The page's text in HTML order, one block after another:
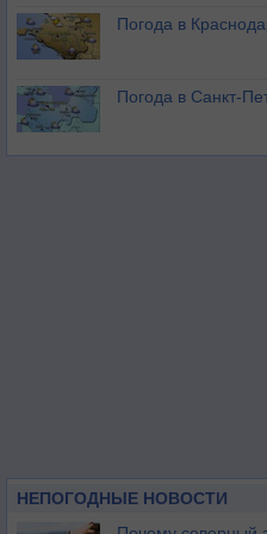
Погода в
Погода в Санкт-
НЕПОГОДНЫЕ НОВОСТИ